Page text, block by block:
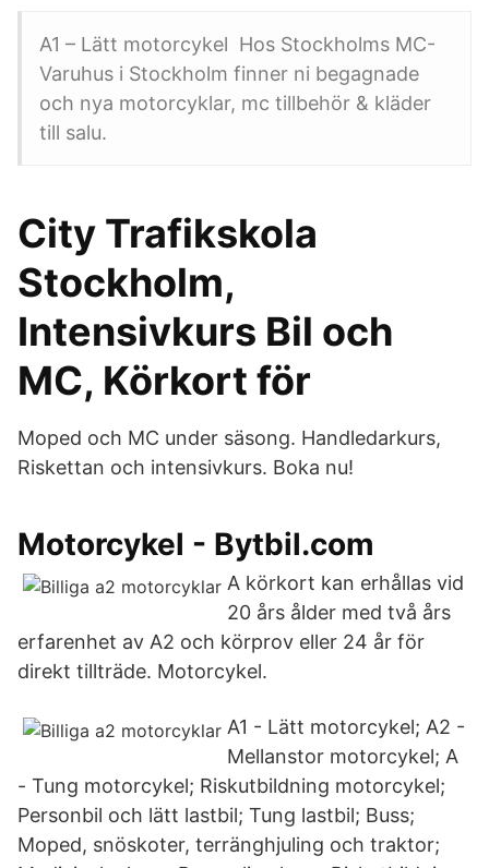
A1 – Lätt motorcykel Hos Stockholms MC-
Varuhus i Stockholm finner ni begagnade
och nya motorcyklar, mc tillbehör & kläder
till salu.
City Trafikskola
Stockholm,
Intensivkurs Bil och
MC, Körkort för
Moped och MC under säsong. Handledarkurs,
Riskettan och intensivkurs. Boka nu!
Motorcykel - Bytbil.com
A körkort kan erhållas vid
20 års ålder med två års
erfarenhet av A2 och körprov eller 24 år för
direkt tillträde. Motorcykel.
A1 - Lätt motorcykel; A2 -
Mellanstor motorcykel; A
- Tung motorcykel; Riskutbildning motorcykel;
Personbil och lätt lastbil; Tung lastbil; Buss;
Moped, snöskoter, terränghjuling och traktor;